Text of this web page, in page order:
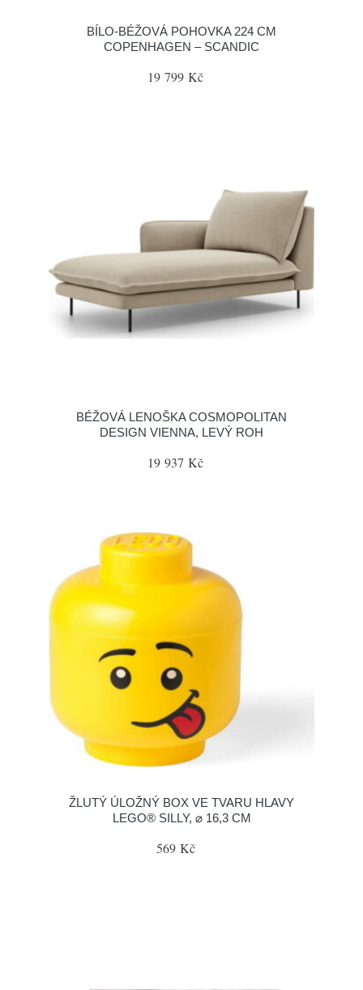
BÍLO-BÉŽOVÁ POHOVKA 224 CM
COPENHAGEN – SCANDIC
19 799 Kč
BÉŽOVÁ LENOŠKA COSMOPOLITAN
DESIGN VIENNA, LEVÝ ROH
19 937 Kč
ŽLUTÝ ÚLOŽNÝ BOX VE TVARU HLAVY
LEGO® SILLY, ⌀ 16,3 CM
569 Kč